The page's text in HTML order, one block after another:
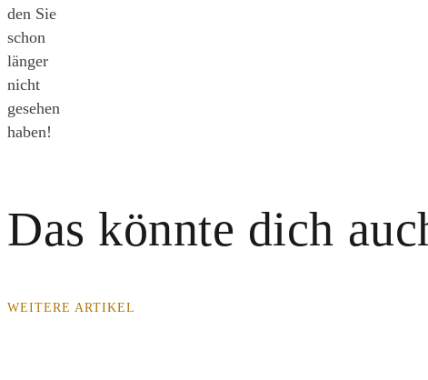
den Sie
schon
länger
nicht
gesehen
haben!
Das könnte dich
WEITERE ARTIKEL